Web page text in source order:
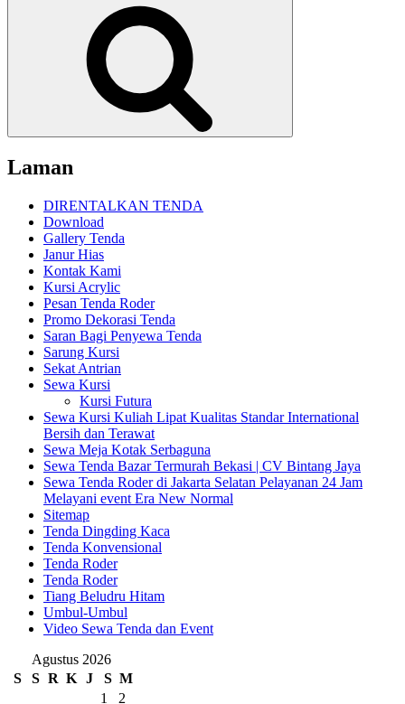
Laman
DIRENTALKAN TENDA
Download
Gallery Tenda
Janur Hias
Kontak Kami
Kursi Acrylic
Pesan Tenda Roder
Promo Dekorasi Tenda
Saran Bagi Penyewa Tenda
Sarung Kursi
Sekat Antrian
Sewa Kursi
Kursi Futura
Sewa Kursi Kuliah Lipat Kualitas Standar International
Bersih dan Terawat
Sewa Meja Kotak Serbaguna
Sewa Tenda Bazar Termurah Bekasi | CV Bintang Jaya
Sewa Tenda Roder di Jakarta Selatan Pelayanan 24 Jam
Melayani event Era New Normal
Sitemap
Tenda Dingding Kaca
Tenda Konvensional
Tenda Roder
Tenda Roder
Tiang Beludru Hitam
Umbul-Umbul
Video Sewa Tenda dan Event
Agustus 2026
S
S R K J S M
1
2